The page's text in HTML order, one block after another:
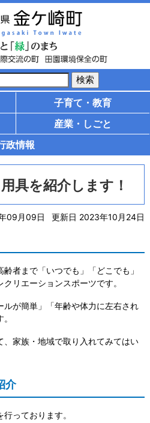
子育て・教育
産業・しごと
政情報
具を紹介します！
09月09日 更新日 2023年10月24日
者まで「いつでも」「どこでも」
リエーションスポーツです。
ルが簡単」「年齢や体力に左右され
家族・地域で取り入れてみてはい
介
っております。